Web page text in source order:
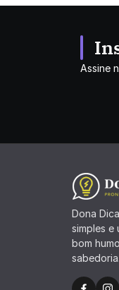
Assine
Dona
simples e
bom
sabedoria.